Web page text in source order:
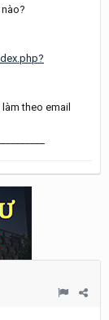
theo email